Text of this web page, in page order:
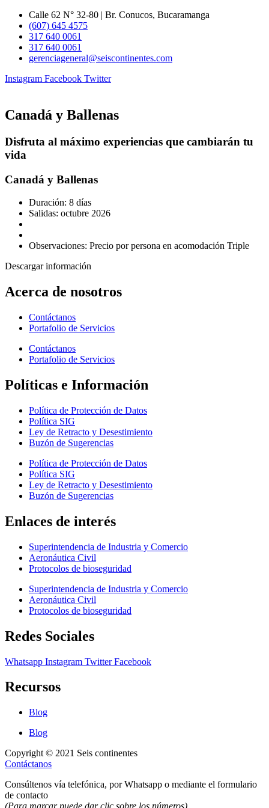
contenido
Calle 62 N° 32-80 | Br. Conucos, Bucaramanga
(607) 645 4575
317 640 0061
317 640 0061
gerenciageneral@seiscontinentes.com
Instagram Facebook Twitter
Canadá y Ballenas
Disfruta al máximo experiencias que cambiarán tu
vida
Canadá y Ballenas
Duración: 8 días
Salidas: octubre 2026
Observaciones: Precio por persona en acomodación Triple
Descargar información
Acerca de nosotros
Contáctanos
Portafolio de Servicios
Contáctanos
Portafolio de Servicios
Políticas e Información
Política de Protección de Datos
Política SIG
Ley de Retracto y Desestimiento
Buzón de Sugerencias
Política de Protección de Datos
Política SIG
Ley de Retracto y Desestimiento
Buzón de Sugerencias
Enlaces de interés
Superintendencia de Industria y Comercio
Aeronáutica Civil
Protocolos de bioseguridad
Superintendencia de Industria y Comercio
Aeronáutica Civil
Protocolos de bioseguridad
Redes Sociales
Whatsapp Instagram Twitter Facebook
Recursos
Blog
Blog
Copyright © 2021 Seis continentes
Contáctanos
Consúltenos vía telefónica, por Whatsapp o mediante el formulario
de contacto